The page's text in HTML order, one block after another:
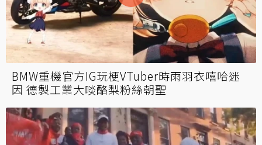
BMW重機官方IG玩梗VTuber時雨羽衣嘻哈迷
因 德製工業大啖酪梨粉絲朝聖